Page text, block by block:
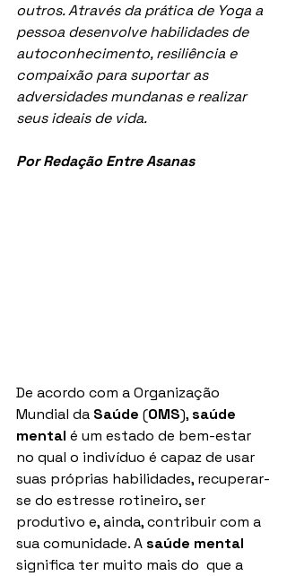
outros. Através da prática de Yoga a
pessoa desenvolve habilidades de
autoconhecimento, resiliência e
compaixão para suportar as
adversidades mundanas e realizar
seus ideais de vida.
Por Redação Entre Asanas
De acordo com a Organização
Mundial da Saúde (OMS), saúde
mental é um estado de bem-estar
no qual o indivíduo é capaz de usar
suas próprias habilidades, recuperar-
se do estresse rotineiro, ser
produtivo e, ainda, contribuir com a
sua comunidade. A saúde mental
significa ter muito mais do  que a